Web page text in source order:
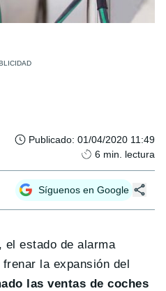
Publicado: 01/04/2020 11:49
6 min. lectura
Síguenos en Google
el estado de alarma
la expansión del
las ventas de coches